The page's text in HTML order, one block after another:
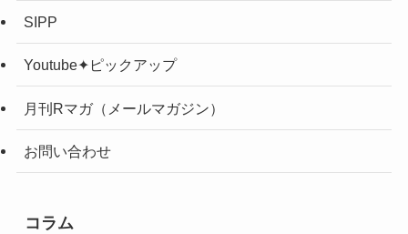
SIPP
Youtube✦ピックアップ
月刊Rマガ（メールマガジン）
お問い合わせ
コラム